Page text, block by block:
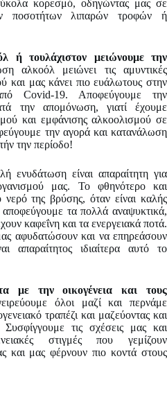
κορεσμό, οδηγώντας μας σε
ποσοτήτων λιπαρών τροφών ή
ή τουλάχιστον μειώνουμε την
αλκοόλ μειώνει τις αμυντικές
και μας κάνει πιο ευάλωτους στην
Covid-19. Αποφεύγουμε την
την απομόνωση, γιατί έχουμε
και εμφάνισης αλκοολισμού σε
την αγορά και κατανάλωση
την περίοδο!
ενυδάτωση είναι απαραίτητη για
μας. Το φθηνότερο και
νερό της βρύσης, όταν είναι καλής
αποφεύγουμε τα πολλά αναψυκτικά,
καφεΐνη και τα ενεργειακά ποτά.
αφυδατώσουν και να επηρεάσουν
απαραίτητος ιδιαίτερα αυτό το
με την οικογένεια και τους
όλοι μαζί και περνάμε
τραπέζι και μαζεύοντας και
Συσφίγγουμε τις σχέσεις μας και
στιγμές που γεμίζουν
και μας φέρνουν πιο κοντά στους